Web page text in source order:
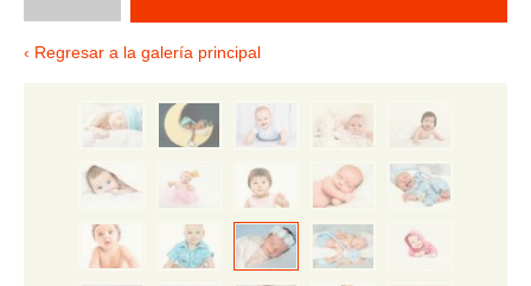
‹ Regresar a la galería principal